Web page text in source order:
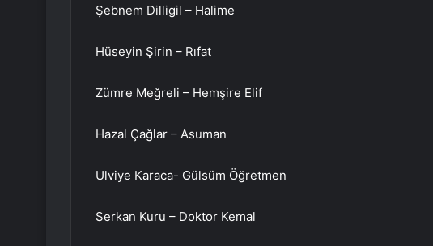
Şebnem Dilligil – Halime
Hüseyin Şirin – Rıfat
Zümre Meğreli – Hemşire Elif
Hazal Çağlar – Asuman
Ulviye Karaca- Gülsüm Öğretmen
Serkan Kuru – Doktor Kemal